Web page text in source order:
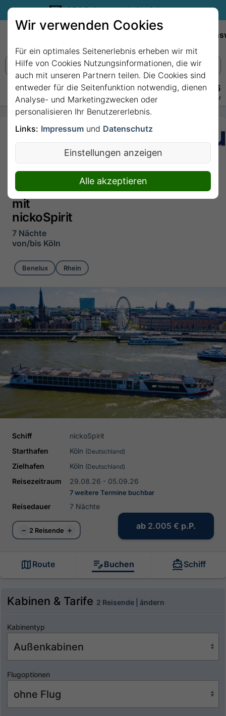
35€ Reisegutschein sichern.
+49 228 3875 7256
Persönlich · Kostenlos · Täglich 08–22 Uhr
7 Nächte -
Hartelijk
Welkom
am
Ijsselmeer
mit
nickoSpirit
7 Nächte
von/bis Köln
Benelux Rhein
Schiff
nickoSpirit
Starthafen
Köln (Deutschland)
Zielhafen Köln (Deutschland)
Reisezeitraum 29.08.26 - 05.09.26
7 weitere Termine buchbar
Reisedauer 7 Nächte
− 2 Reisende + ab 2.005 € p.P.
Route Buchen Schiff
Kabinen & Tarife 2 Reisende | ändern
Kabinentyp
Flugoptionen
Wir verwenden Cookies
Für ein optimales Seitenerlebnis erheben wir mit
Hilfe von Cookies Nutzungsinformationen, die wir
auch mit unseren Partnern teilen. Die Cookies sind
entweder für die Seitenfunktion notwendig, dienen
Analyse- und Marketingzwecken oder
personalisieren Ihr Benutzererlebnis.
Links: Impressum und Datenschutz
Einstellungen anzeigen
Alle akzeptieren